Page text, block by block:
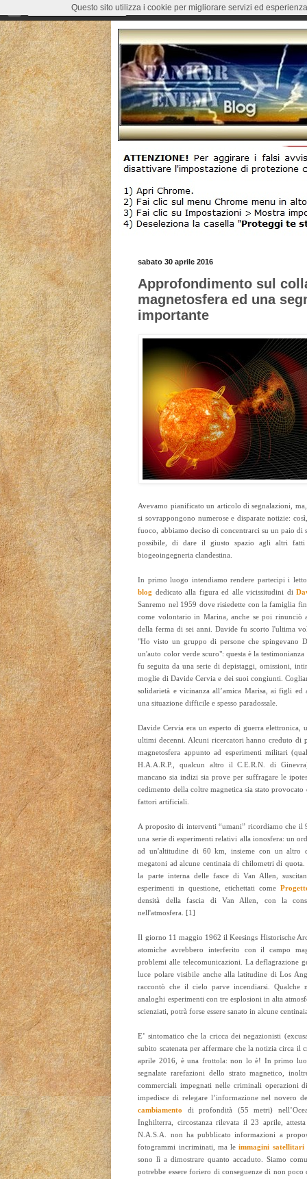
sabato 30 aprile 2016
Approfondimento sul
magnetosfera ed una
importante
Avevamo pianificato un articolo di segnalazioni,
si sovrappongono numerose e disparate notizie:
fuoco, abbiamo deciso di concentrarci su un paio di
possibile, di dare il giusto spazio agli altri fatti
biogeoingegneria clandestina.
In primo luogo intendiamo rendere partecipi i
blog dedicato alla figura ed alle vicissitudini di
Sanremo nel 1959 dove risiedette con la famiglia
come volontario in Marina, anche se poi
della ferma di sei anni. Davide fu scorto l'ultima
"Ho visto un gruppo di persone che spingevano
un'auto color verde scuro": questa è la
fu seguita da una serie di depistaggi, omissioni,
moglie di Davide Cervia e dei suoi congiunti.
solidarietà e vicinanza all’amica Marisa, ai figli
una situazione difficile e spesso paradossale.
Davide Cervia era un esperto di guerra elettronica,
ultimi decenni. Alcuni ricercatori hanno creduto di
magnetosfera appunto ad esperimenti militari
H.A.A.R.P., qualcun altro il C.E.R.N. di
mancano sia indizi sia prove per suffragare le
cedimento della coltre magnetica sia stato
fattori artificiali.
A proposito di interventi “umani” ricordiamo che
una serie di esperimenti relativi alla ionosfera: un
ad un'altitudine di 60 km, insieme con un altro
megatoni ad alcune centinaia di chilometri di quota.
la parte interna delle fasce di Van Allen,
esperimenti in questione, etichettati come
densità della fascia di Van Allen, con la
nell'atmosfera. [1]
Il giorno 11 maggio 1962 il Keesings Historische
atomiche avrebbero interferito con il campo
problemi alle telecomunicazioni. La deflagrazione
luce polare visibile anche alla latitudine di Los
raccontò che il cielo parve incendiarsi. Qualche
analoghi esperimenti con tre esplosioni in alta
scienziati, potrà forse essere sanato in alcune
E’ sintomatico che la cricca dei negazionisti
subito scatenata per affermare che la notizia circa il
aprile 2016, è una frottola: non lo è! In primo
segnalate rarefazioni dello strato magnetico,
commerciali impegnati nelle criminali operazioni
impedisce di relegare l’informazione nel novero
cambiamento
di profondità (55 metri)
Inghilterra, circostanza rilevata il 23 aprile,
N.A.S.A. non ha pubblicato informazioni a
fotogrammi incriminati, ma leimmagini satellitari
sono lì a dimostrare quanto accaduto. Siamo
potrebbe essere foriero di conseguenze di non
Questo sito utilizza i cookie per migliorare servizi ed